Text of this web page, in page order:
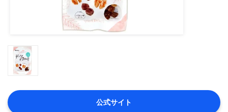
公式サイト